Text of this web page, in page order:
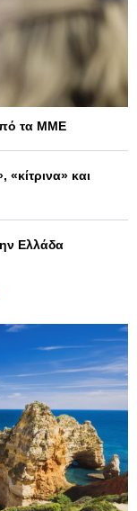
τα ΜΜΕ
και
Ελλάδα